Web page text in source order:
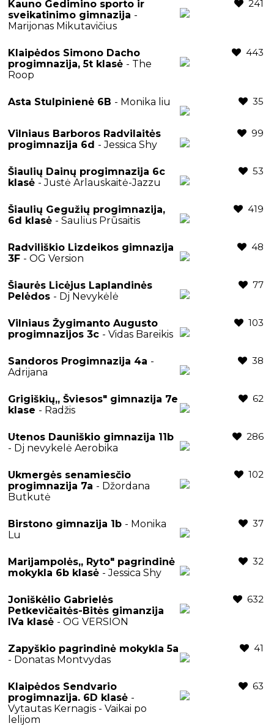
Kauno Gedimino sporto ir
sveikatinimo gimnazija -
Marijonas Mikutavičius
241
Klaipėdos Simono Dacho
progimnazija, 5t klasė - The
Roop
443
Asta Stulpinienė 6B - Monika liu 35
Vilniaus Barboros Radvilaitės
progimnazija 6d - Jessica Shy
99
Šiaulių Dainų progimnazija 6c
klasė - Justė Arlauskaitė-Jazzu
53
Šiaulių Gegužių progimnazija,
6d klasė - Saulius Prūsaitis
419
Radviliškio Lizdeikos gimnazija
3F - OG Version
48
Šiaurės Licėjus Laplandinės
Pelėdos - Dj Nevykėlė
77
Vilniaus Žygimanto Augusto
progimnazijos 3c - Vidas Bareikis
103
Sandoros Progimnazija 4a -
Adrijana
38
Grigiškių,, Šviesos" gimnazija 7e
klase - Radžis
62
Utenos Dauniškio gimnazija 11b
- Dj nevykelė Aerobika
286
Ukmergės senamiesčio
progimnazija 7a - Džordana
Butkutė
102
Birstono gimnazija 1b - Monika
Lu
37
Marijampolės,, Ryto" pagrindinė
mokykla 6b klasė - Jessica Shy
32
Joniškėlio Gabrielės
Petkevičaitės-Bitės gimanzija
IVa klasė - OG VERSION
632
Zapyškio pagrindinė mokykla 5a
- Donatas Montvydas
41
Klaipėdos Sendvario
progimnazija. 6D klasė -
Vytautas Kernagis - Vaikai po
lelijom
63